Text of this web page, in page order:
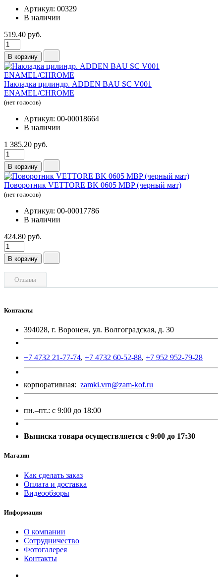
Артикул: 00329
В наличии
519.40 руб.
В корзину
Накладка цилиндр. ADDEN BAU SC V001
ENAMEL/CHROME
(нет голосов)
Артикул: 00-00018664
В наличии
1 385.20 руб.
В корзину
Поворотник VETTORE BK 0605 MBP (черный мат)
(нет голосов)
Артикул: 00-00017786
В наличии
424.80 руб.
В корзину
Отзывы
Контакты
394028, г. Воронеж, ул. Волгоградская, д. 30
+7 4732 21-77-74, +7 4732 60-52-88, +7 952 952-79-28
корпоративная: zamki.vrn@zam-kof.ru
пн.–пт.: с 9:00 до 18:00
Выписка товара осуществляется с 9:00 до 17:30
Магазин
Как сделать заказ
Оплата и доставка
Видеообзоры
Информация
О компании
Сотрудничество
Фотогалерея
Контакты